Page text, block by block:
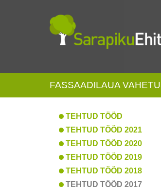
FASSAADILAUA
TEHTUD TÖÖD
TEHTUD TÖÖD 2021
TEHTUD TÖÖD 2020
TEHTUD TÖÖD 2019
TEHTUD TÖÖD 2018
TEHTUD TÖÖD 2017